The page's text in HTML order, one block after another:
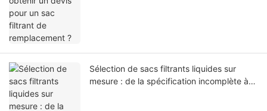
Sélection de sacs filtrants liquides sur
mesure : de la spécification incomplète à